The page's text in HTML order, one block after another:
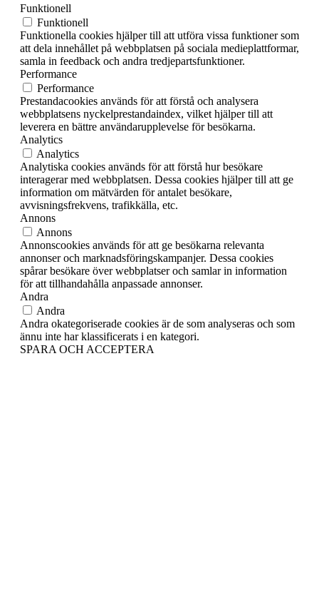
Funktionell
Funktionell
Funktionella cookies hjälper till att utföra vissa funktioner som
att dela innehållet på webbplatsen på sociala medieplattformar,
samla in feedback och andra tredjepartsfunktioner.
Performance
Performance
Prestandacookies används för att förstå och analysera
webbplatsens nyckelprestandaindex, vilket hjälper till att
leverera en bättre användarupplevelse för besökarna.
Analytics
Analytics
Analytiska cookies används för att förstå hur besökare
interagerar med webbplatsen. Dessa cookies hjälper till att ge
information om mätvärden för antalet besökare,
avvisningsfrekvens, trafikkälla, etc.
Annons
Annons
Annonscookies används för att ge besökarna relevanta
annonser och marknadsföringskampanjer. Dessa cookies
spårar besökare över webbplatser och samlar in information
för att tillhandahålla anpassade annonser.
Andra
Andra
Andra okategoriserade cookies är de som analyseras och som
ännu inte har klassificerats i en kategori.
SPARA OCH ACCEPTERA